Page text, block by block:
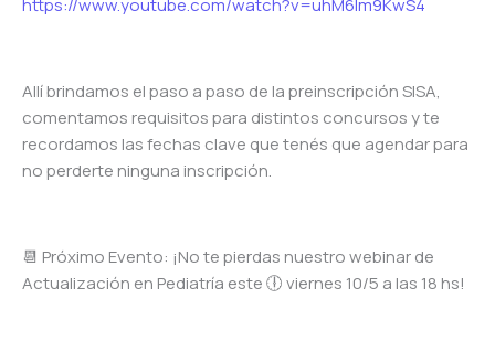
Allí brindamos el paso a paso de la preinscripción SISA,
comentamos requisitos para distintos concursos y te
recordamos las fechas clave que tenés que agendar para
no perderte ninguna inscripción.
📆 Próximo Evento: ¡No te pierdas nuestro webinar de
Actualización en Pediatría este 🕕 viernes 10/5 a las 18 hs!